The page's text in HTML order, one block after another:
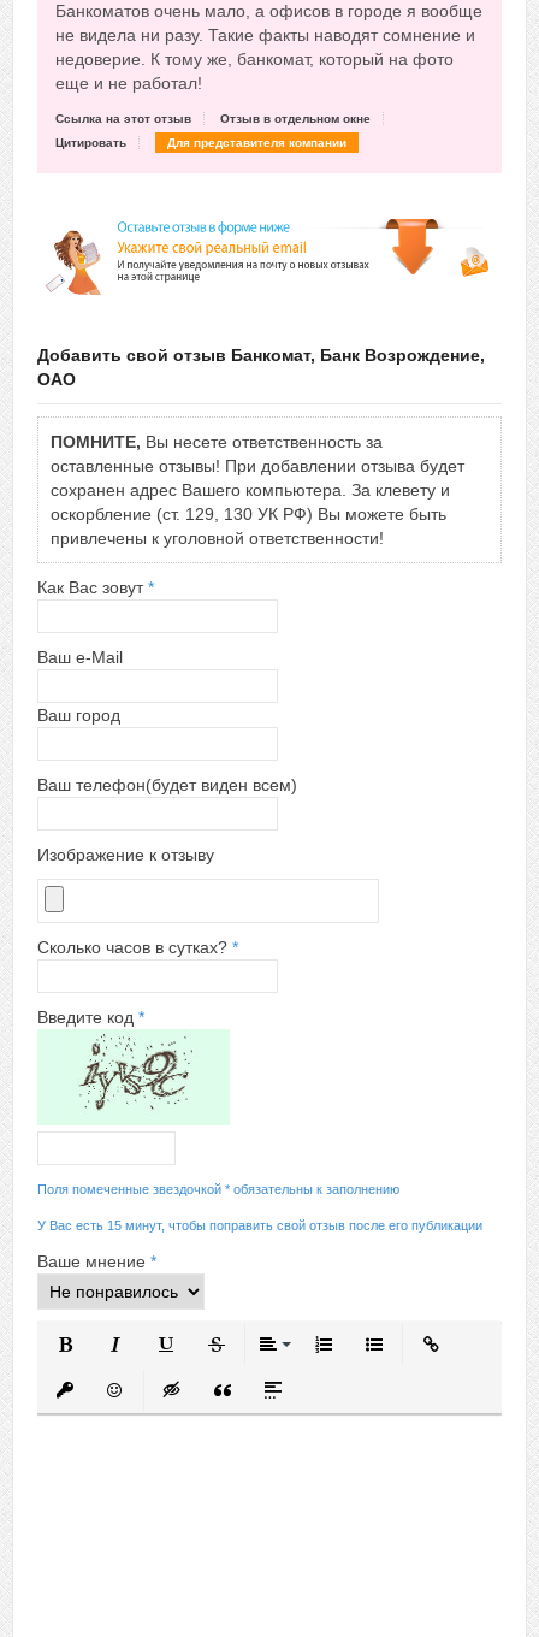
Банкоматов очень мало, а офисов в городе я вообще
не видела ни разу. Такие факты наводят сомнение и
недоверие. К тому же, банкомат, который на фото
еще и не работал!
Ссылка на этот отзыв
Отзыв в отдельном окне
Цитировать
Для представителя компании
Добавить свой отзыв Банкомат, Банк Возрождение,
ОАО
ПОМНИТЕ, Вы несете ответственность за
оставленные отзывы! При добавлении отзыва будет
сохранен адрес Вашего компьютера. За клевету и
оскорбление (ст. 129, 130 УК РФ) Вы можете быть
привлечены к уголовной ответственности!
Как Вас зовут*
Ваш e-Mail
Ваш город
Ваш телефон(будет виден всем)
Изображение к отзыву
Сколько часов в сутках? *
Введите код *
Поля помеченные звездочкой * обязательны к заполнению
У Вас есть 15 минут, чтобы поправить свой отзыв после его публикации
Ваше мнение *
Маркированный
Вставить
Вставить защищенную ссылку
Вставить смайлик
Вставка скрытого текста
Вставка цитаты
Вставка спойлера